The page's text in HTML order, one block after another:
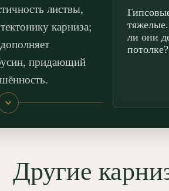
листвы,
карниза;
придающий
изделия
классицизма и
уравновешенность
предназначен
ли они
потолке?
Другие